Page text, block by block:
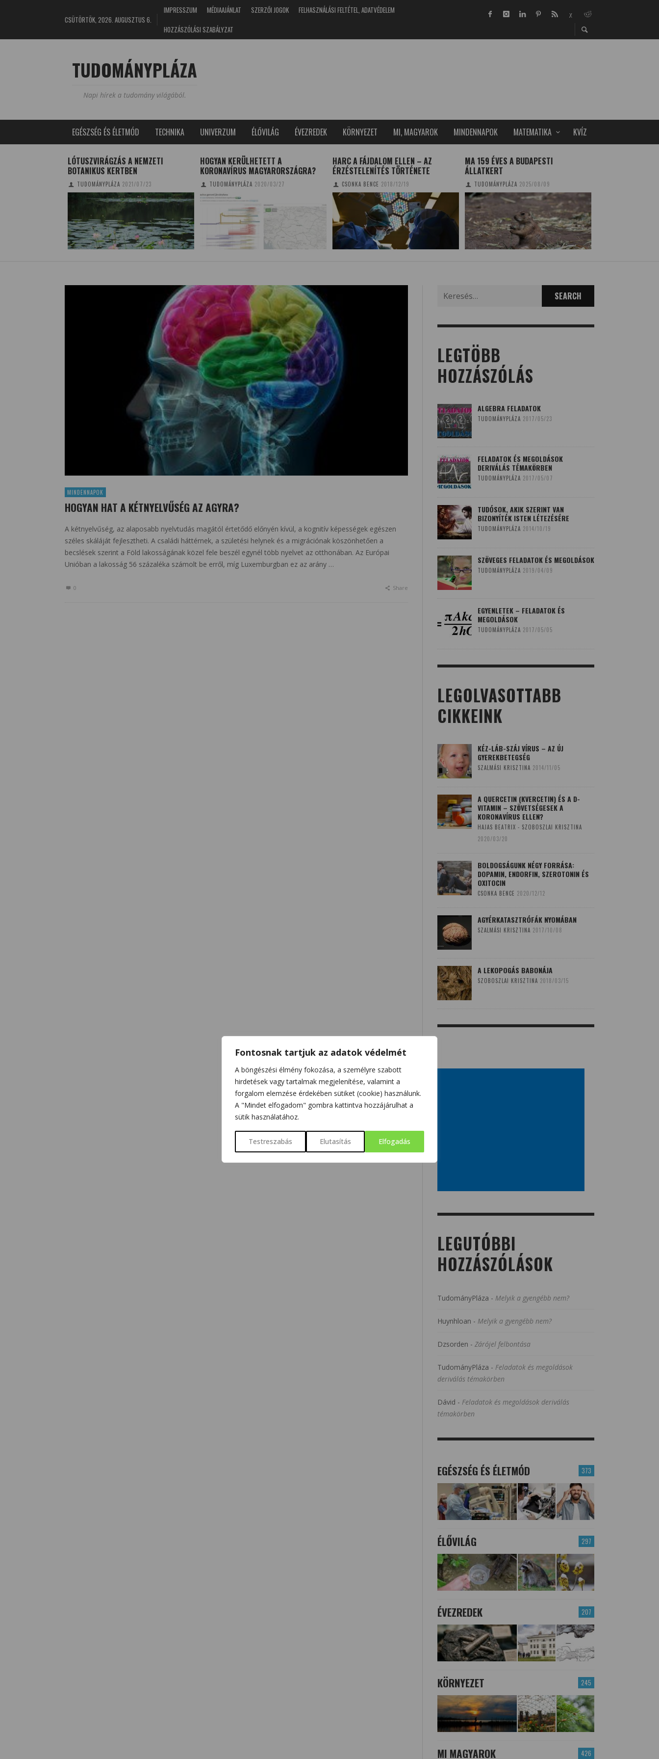
Fontosnak tartjuk az adatok védelmét
A böngészési élmény fokozása, a személyre szabott
hirdetések vagy tartalmak megjelenítése, valamint a
forgalom elemzése érdekében sütiket (cookie) használunk.
A "Mindet elfogadom" gombra kattintva hozzájárulhat a
sütik használatához.
Testreszabás Elutasítás Elfogadás
CSÜTÖRTÖK, 2026. AUGUSZTUS 6.
IMPRESSZUM MÉDIAAJÁNLAT SZERZŐI JOGOK
FELHASZNÁLÁSI FELTÉTEL, ADATVÉDELEM
HOZZÁSZÓLÁSI SZABÁLYZAT
TUDOMÁNYPLÁZA
Napi hírek a tudomány világából.
EGÉSZSÉG ÉS ÉLETMÓD TECHNIKA UNIVERZUM ÉLŐVILÁG ÉVEZREDEK KÖRNYEZET MI, MAGYAROK MINDENNAPOK MATEMATIKA KVÍZ
LÓTUSZVIRÁGZÁS A NEMZETI
BOTANIKUS KERTBEN
TUDOMÁNYPLÁZA 2021/07/23
HOGYAN KERÜLHETETT A
KORONAVÍRUS MAGYARORSZÁGRA?
TUDOMÁNYPLÁZA 2020/03/27
HARC A FÁJDALOM ELLEN – AZ
ÉRZÉSTELENÍTÉS TÖRTÉNETE
CSONKA BENCE 2018/12/19
MA 159 ÉVES A BUDAPESTI
ÁLLATKERT
TUDOMÁNYPLÁZA 2025/08/09
MINDENNAPOK
HOGYAN HAT A KÉTNYELVŰSÉG AZ AGYRA?
A kétnyelvűség, az alaposabb nyelvtudás magától értetődő előnyén kívül, a kognitív képességek egészen
széles skáláját fejlesztheti. A családi háttérnek, a születési helynek és a migrációnak köszönhetően a
becslések szerint a Föld lakosságának közel fele beszél egynél több nyelvet az otthonában. Az Európai
Unióban a lakosság 56 százaléka számolt be erről, míg Luxemburgban ez az arány …
0 Share
for:
LEGTÖBB
HOZZÁSZÓLÁS
ALGEBRA FELADATOK
TUDOMÁNYPLÁZA 2017/05/23
FELADATOK ÉS MEGOLDÁSOK
DERIVÁLÁS TÉMAKÖRBEN
TUDOMÁNYPLÁZA 2017/05/07
TUDÓSOK, AKIK SZERINT VAN
BIZONYÍTÉK ISTEN LÉTEZÉSÉRE
TUDOMÁNYPLÁZA 2014/10/19
SZÖVEGES FELADATOK ÉS MEGOLDÁSOK
TUDOMÁNYPLÁZA 2019/04/09
EGYENLETEK – FELADATOK ÉS
MEGOLDÁSOK
TUDOMÁNYPLÁZA 2017/05/05
LEGOLVASOTTABB
CIKKEINK
KÉZ-LÁB-SZÁJ VÍRUS – AZ ÚJ
GYEREKBETEGSÉG
SZALMÁSI KRISZTINA 2014/11/05
A QUERCETIN (KVERCETIN) ÉS A D-
VITAMIN – SZÖVETSÉGESEK A
KORONAVÍRUS ELLEN?
HAJAS BEATRIX - SZOBOSZLAI KRISZTINA
2020/03/20
BOLDOGSÁGUNK NÉGY FORRÁSA:
DOPAMIN, ENDORFIN, SZEROTONIN ÉS
OXITOCIN
CSONKA BENCE 2020/12/12
AGYÉRKATASZTRÓFÁK NYOMÁBAN
SZALMÁSI KRISZTINA 2017/10/08
A LEKOPOGÁS BABONÁJA
SZOBOSZLAI KRISZTINA 2018/03/15
LEGUTÓBBI
HOZZÁSZÓLÁSOK
TudományPláza - Melyik a gyengébb nem?
Huynhloan - Melyik a gyengébb nem?
Dzsorden - Zárójel felbontása
TudományPláza - Feladatok és megoldások
deriválás témakörben
Dávid - Feladatok és megoldások deriválás
témakörben
373
EGÉSZSÉG ÉS ÉLETMÓD
297
ÉLŐVILÁG
207
ÉVEZREDEK
245
KÖRNYEZET
426
MI MAGYAROK